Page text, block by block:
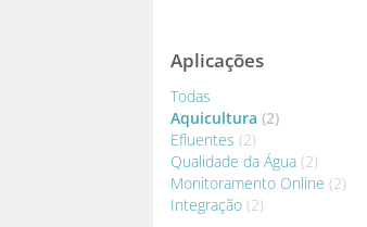
Aplicações
Todas
Aquicultura (2)
Efluentes (2)
Qualidade da Água (2)
Monitoramento Online (2)
Integração (2)